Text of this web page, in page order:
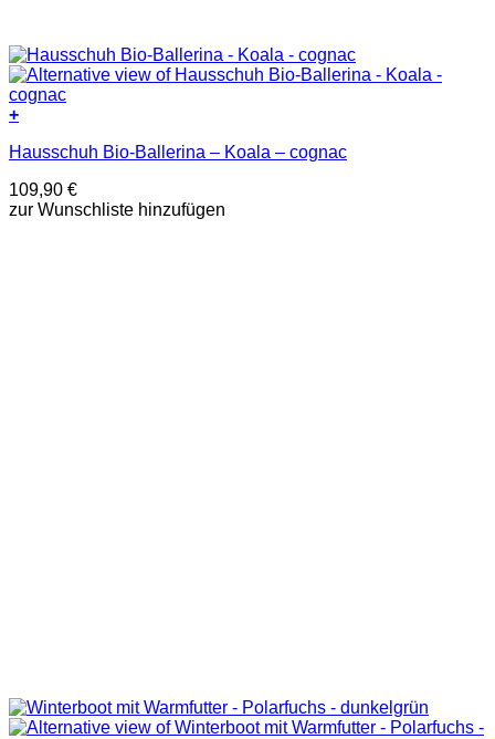
+
Produkt
mehrere
Varianten
Hausschuh Bio-Ballerina – Koala – cognac
109,90 €
zur Wunschliste hinzufügen